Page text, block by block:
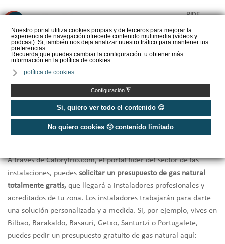
Nuestro portal utiliza cookies propias y de terceros para mejorar la
experiencia de navegación ofrecerte contenido multimedia (vídeos y
podcast). Si, también nos deja analizar nuestro tráfico para mantener tus
preferencias.
Recuerda que puedes cambiar la configuración u obtener más
información en la política de cookies.
política de cookies.
Configuración ◮
Si, quiero ver todo el contenido 😊
No quiero cookies 🙁 contenido limitado
PIDE
CALORYFRIO
Inicio
Instaladores de Gas en Bizkaia ✅
Aquí podrás encontrar losmejores instaladores de gas natural
A través de Caloryfrio.com, el portal líder del sector de las
instalaciones, puedes solicitar un presupuesto de gas natural
totalmente gratis, que llegará a instaladores profesionales y
acreditados de tu zona. Los instaladores trabajarán para darte
una solución personalizada y a medida. Si, por ejemplo, vives en
Bilbao, Barakaldo, Basauri, Getxo, Santurtzi o Portugalete,
puedes pedir un presupuesto gratuito de gas natural aquí: